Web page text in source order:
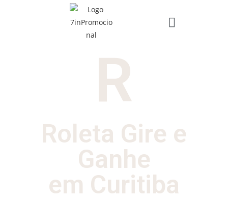
R
Roleta Gire e
Ganhe
em Curitiba